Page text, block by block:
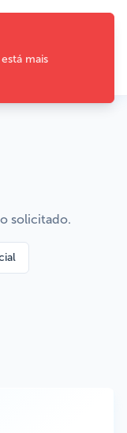
mais
solicitado.